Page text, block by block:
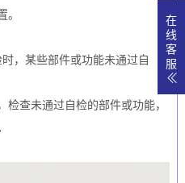
。
，某些部件或功能未通过自
查未通过自检的部件或功能，
在
线
客
服